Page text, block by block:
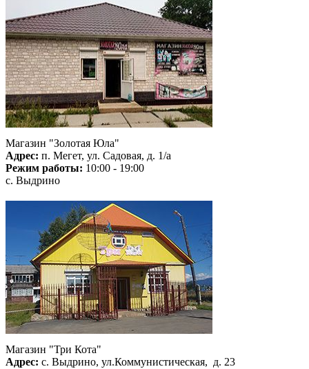
Магазин "Золотая Юла"
Адрес: п. Мегет, ул. Садовая, д. 1/а
Режим работы: 10:00 - 19:00
с. Выдрино
Магазин "Три Кота"
Адрес: с. Выдрино, ул.Коммунистическая, д. 23